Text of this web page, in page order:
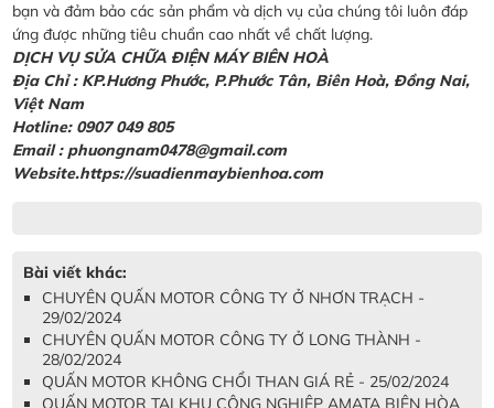
bạn và đảm bảo các sản phẩm và dịch vụ của chúng tôi luôn đáp
ứng được những tiêu chuẩn cao nhất về chất lượng.
DỊCH VỤ SỬA CHỮA ĐIỆN MÁY BIÊN HOÀ
Địa Chỉ: KP.Hương Phước, P.Phước Tân, Biên Hoà, Đồng Nai,
Việt Nam
Hotline: 0907 049 805
Email : phuongnam0478@gmail.com
Website.https://suadienmaybienhoa.com
Bài viết khác:
CHUYÊN QUẤN MOTOR CÔNG TY Ở NHƠN TRẠCH -
29/02/2024
CHUYÊN QUẤN MOTOR CÔNG TY Ở LONG THÀNH -
28/02/2024
QUẤN MOTOR KHÔNG CHỔI THAN GIÁ RẺ - 25/02/2024